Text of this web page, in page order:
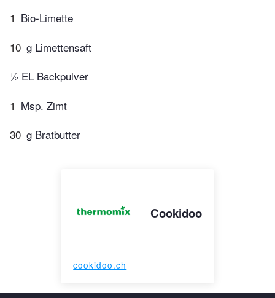
1 Bio-Limette
10 g Limettensaft
½ EL Backpulver
1 Msp. Zimt
30 g Bratbutter
Cookidoo
cookidoo.ch